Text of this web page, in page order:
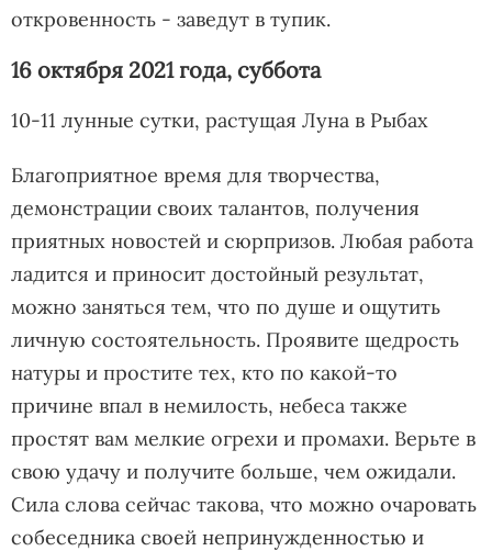
откровенность - заведут в тупик.
16 октября 2021 года, суббота
10-11 лунные сутки, растущая Луна в Рыбах
Благоприятное время для творчества,
демонстрации своих талантов, получения
приятных новостей и сюрпризов. Любая работа
ладится и приносит достойный результат,
можно заняться тем, что по душе и ощутить
личную состоятельность. Проявите щедрость
натуры и простите тех, кто по какой-то
причине впал в немилость, небеса также
простят вам мелкие огрехи и промахи. Верьте в
свою удачу и получите больше, чем ожидали.
Сила слова сейчас такова, что можно очаровать
собеседника своей непринужденностью и